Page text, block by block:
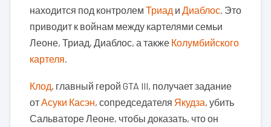
находится под контролем Триад и Диаблос. Это
приводит к войнам между картелями семьи
Леоне, Триад, Диаблос, а также Колумбийского
картеля.
Клод, главный герой GTA III, получает задание
отАсуки Касэн, сопредседателя Якудза, убить
Сальваторе Леоне, чтобы доказать, что он